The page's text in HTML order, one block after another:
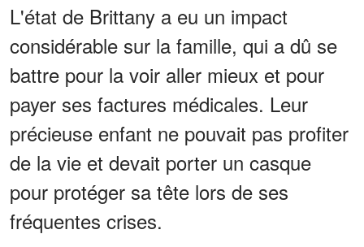
L'état de Brittany a eu un impact
considérable sur la famille, qui a dû se
battre pour la voir aller mieux et pour
payer ses factures médicales. Leur
précieuse enfant ne pouvait pas profiter
de la vie et devait porter un casque
pour protéger sa tête lors de ses
fréquentes crises.